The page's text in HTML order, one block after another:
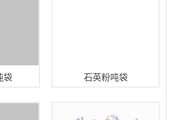
袋 石英粉吨袋